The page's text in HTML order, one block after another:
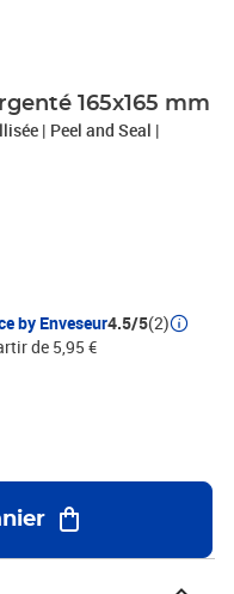
165x165 mm
| Peel and Seal |
by Enveseur4.5/5(2)
de 5,95 €